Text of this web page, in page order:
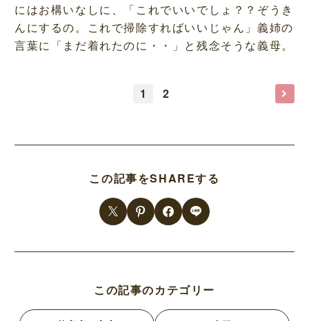
にはお構いなしに、「これでいいでしょ？？ぞうき
んにするの。これで掃除すればいいじゃん」義姉の
言葉に「まだ着れたのに・・」と残念そうな義母。
1 2
この記事をSHAREする
この記事のカテゴリー